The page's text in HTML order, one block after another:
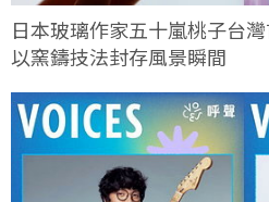
日本玻璃作家五十嵐桃子台
以窯鑄技法封存風景瞬間